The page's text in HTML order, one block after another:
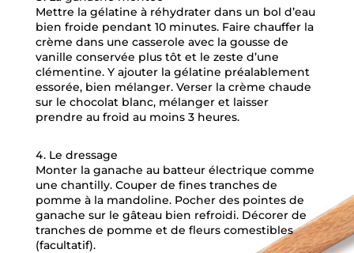
Mettre la gélatine à réhydrater dans un bol d’eau
bien froide pendant 10 minutes. Faire chauffer la
crème dans une casserole avec la gousse de
vanille conservée plus tôt et le zeste d’une
clémentine. Y ajouter la gélatine préalablement
essorée, bien mélanger. Verser la crème chaude
sur le chocolat blanc, mélanger et laisser
prendre au froid au moins 3 heures.
Le dressage
Monter la ganache au batteur électrique comme
une chantilly. Couper de fines tranches de
pomme à la mandoline. Pocher des pointes de
ganache sur le gâteau bien refroidi. Décorer de
tranches de pomme et de fleurs comestibles
(facultatif).